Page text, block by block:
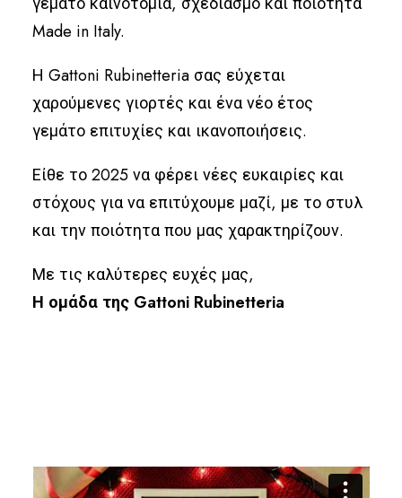
Made in Italy.
Η Gattoni Rubinetteria σας εύχεται
χαρούμενες γιορτές και ένα νέο έτος
γεμάτο επιτυχίες και ικανοποιήσεις.
Είθε το 2025 να φέρει νέες ευκαιρίες και
στόχους για να επιτύχουμε μαζί, με το στυλ
και την ποιότητα που μας χαρακτηρίζουν.
Με τις καλύτερες ευχές μας,
Η ομάδα της Gattoni Rubinetteria